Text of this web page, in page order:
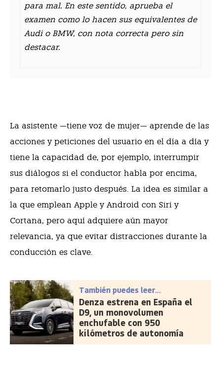
para mal. En este sentido, aprueba el
examen como lo hacen sus equivalentes de
Audi o BMW, con nota correcta pero sin
destacar.
La asistente —tiene voz de mujer— aprende de las
acciones y peticiones del usuario en el día a día y
tiene la capacidad de, por ejemplo, interrumpir
sus diálogos si el conductor habla por encima,
para retomarlo justo después. La idea es similar a
la que emplean Apple y Android con Siri y
Cortana, pero aquí adquiere aún mayor
relevancia, ya que evitar distracciones durante la
conducción es clave.
También puedes leer...
Denza estrena en España el
D9, un monovolumen
enchufable con 950
kilómetros de autonomía